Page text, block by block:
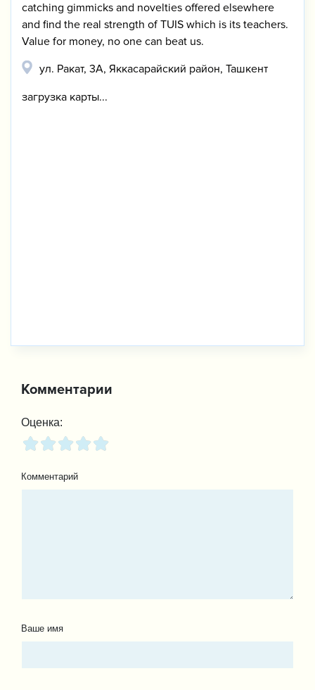
catching gimmicks and novelties offered elsewhere
and find the real strength of TUIS which is its teachers.
Value for money, no one can beat us.
ул. Ракат, 3А, Яккасарайский район, Ташкент
загрузка карты...
Комментарии
Оценка:
Комментарий
Ваше имя